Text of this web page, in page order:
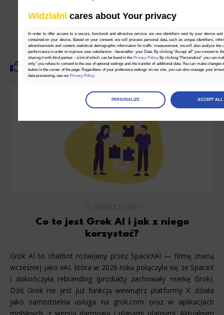
Widzialni cares about Your privacy
In order to offer access to a secure, functional and attractive service, we use identifiers sent by your device
contained on your device. Based on your consent, we will process personal data, such as unique identifiers,
advertisements and content, statistical demographic information for traffic measurement, we will also analyze the
performance in order to improve user satisfaction - hereinafter: your Data. By clicking "Accept all" you consent to
sharing it with third parties - a list of which can be found in the Privacy Policy. By clicking "Personalize" you can
only," you refuse to consent to the use of optional settings and the transfer of additional data. You can make
button in the corner of the page. Regardless of your preference settings on our site, you can also manage your
data processing, see our Privacy Policy.
preferences
Select the consents of your choice
Necessary scripts and data stored on the end device contribute to the security and usability of the website by
navigation and access to specific areas of the website. The website cannot be properly displayed without this
This is data used to personalize your use of our website and to remember choices you make while using our
remember your language preferences or to remember your login information, making it easier for you to use the site.
Scripts and data used to collect information to analyze site traffic and how users use the site, how they came
statistics about users. Analytical cookies and similar technologies allow us to measure the effectiveness of
Scope responsible for displaying personalized ads that may be of interest to the user based on browsing
party files that, in conjunction with files installed while browsing other websites, profile the user,
retargeting content deemed most appropriate.
PERSONALIZE ACCEPT ALL
Brak ocen.
Co to jest Grok AI i jak z niego
korzystać?
Grok AI to chatbot rozwijany przez SpaceXAI — firmę znaną
wcześniej jako xAI, która w 2026 roku połączyła się ze SpaceX
i dokończyła rebranding (produkty zachowały markę Grok).
Dziś Grok nie jest już funkcją wewnątrz platformy X: działa
jako samodzielna usługa na grok.com oraz w aplikacjach